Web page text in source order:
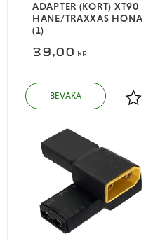
ADAPTER (KORT) XT90
HANE/TRAXXAS HONA
(1)
39,00 KR